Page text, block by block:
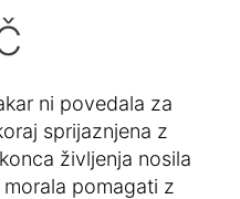
ni povedala za
sprijaznjena z
življenja nosila
pomagati z